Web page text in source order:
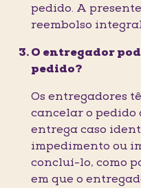
pedido. A
reembolso
O entregador
pedido?
Os entregadores
cancelar o pedido
entrega caso
impedimento ou
concluí-lo, como
em que o